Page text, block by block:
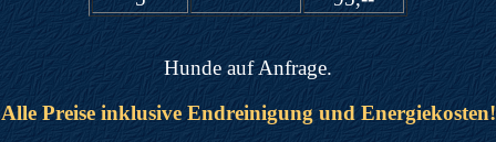
Hunde auf Anfrage.
Alle Preise inklusive Endreinigung und Energiekosten!